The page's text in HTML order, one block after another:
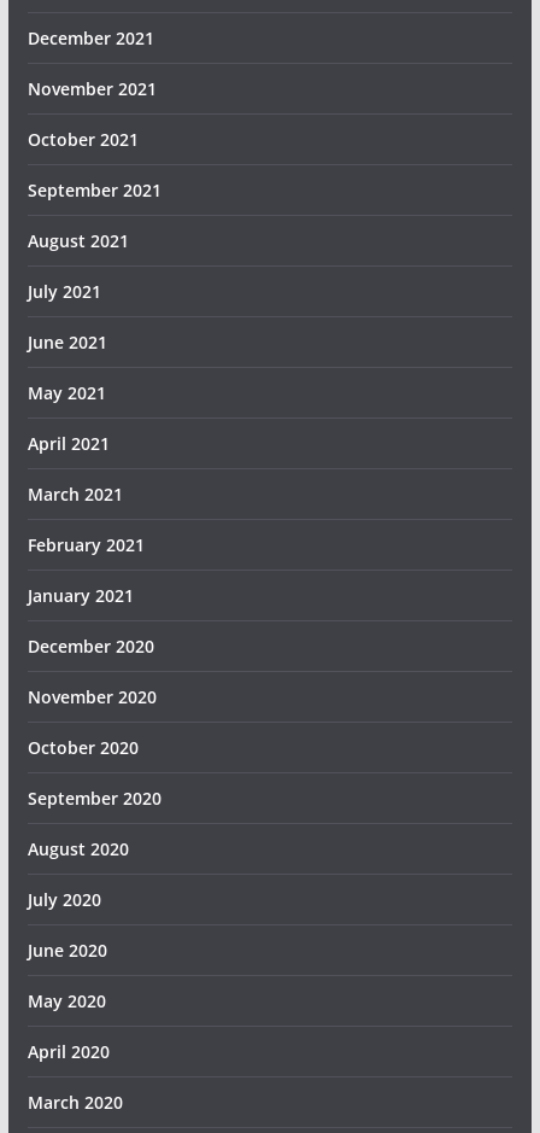
December 2021
November 2021
October 2021
September 2021
August 2021
July 2021
June 2021
May 2021
April 2021
March 2021
February 2021
January 2021
December 2020
November 2020
October 2020
September 2020
August 2020
July 2020
June 2020
May 2020
April 2020
March 2020